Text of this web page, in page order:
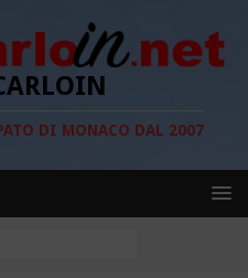
DI MONACO DAL 2007